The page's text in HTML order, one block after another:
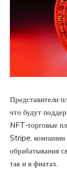
Представители
что будут
NFT-торговые
Stripe, компании
обрабатывания
так и в фиатах.